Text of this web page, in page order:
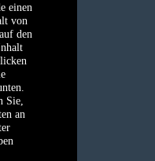
einen
von
den
Sie,
an